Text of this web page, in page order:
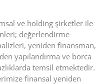
ve holding şirketler ile
değerlendirme
yeniden finansman,
yapılandırma ve borca
temsil etmektedir.
finansal yeniden